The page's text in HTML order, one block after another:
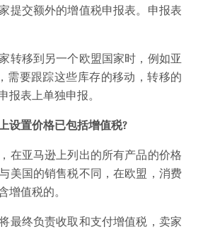
提交额外的增值税申报表。申报表
转移到另一个欧盟国家时，例如亚
需要跟踪这些库存的移动，转移的
报表上单独申报。
设置价格已包括增值税?
在亚马逊上列出的所有产品的价格
美国的销售税不同，在欧盟，消费
增值税的。
最终负责收取和支付增值税，卖家